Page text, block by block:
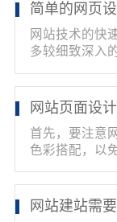
简单的网页
网站技术的快
多较细致深入
网站页面设
首先，要注意
色彩搭配，以
网站建站需